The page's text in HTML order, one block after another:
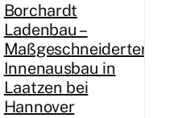
Borchardt
Ladenbau –
Maßgeschneiderter
Innenausbau in
Laatzen bei
Hannover